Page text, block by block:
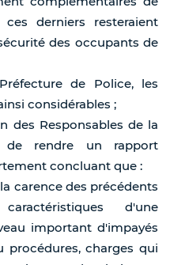
derniers resteraient
des occupants de
de Police, les
considérables ;
des Responsables de la
de rendre un rapport
concluant que :
carence des précédents
d'une
important d'impayés
procédures, charges qui